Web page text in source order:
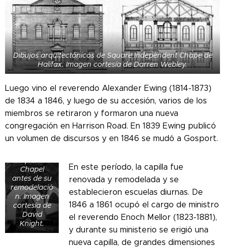
Dibujos arquitectónicos de Square Independent Chape de
Halifax. Imagen cortesía de Darren Webley.
Luego vino el reverendo Alexander Ewing (1814-1873)
de 1834 a 1846, y luego de su accesión, varios de los
miembros se retiraron y formaron una nueva
congregación en Harrison Road. En 1839 Ewing publicó
un volumen de discursos y en 1846 se mudó a Gosport.
El interior de
Chapel
antes de su
remodelació
n. Imagen
cortesía de
David
Knight.
En este período, la capilla fue
renovada y remodelada y se
establecieron escuelas diurnas. De
1846 a 1861 ocupó el cargo de ministro
el reverendo Enoch Mellor (1823-1881),
y durante su ministerio se erigió una
nueva capilla, de grandes dimensiones